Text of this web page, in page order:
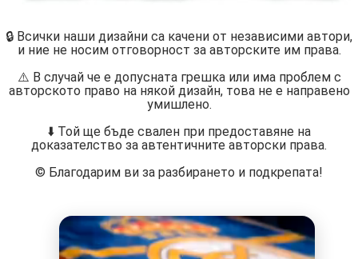
🔒 Всички наши дизайни са качени от независими автори,
и ние не носим отговорност за авторските им права.
⚠️ В случай че е допусната грешка или има проблем с
авторското право на някой дизайн, това не е направено
умишлено.
⬇️ Той ще бъде свален при предоставяне на
доказателство за автентичните авторски права.
©️ Благодарим ви за разбирането и подкрепата!